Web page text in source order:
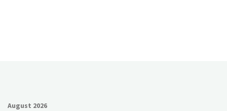
August 2026